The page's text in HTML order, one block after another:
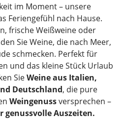
im Moment – unsere
Feriengefühl nach Hause.
frische Weißweine oder
Sie Weine, die nach Meer,
schmecken. Perfekt für
und das kleine Stück Urlaub
SieWeine aus Italien,
Deutschland, die pure
Weingenussversprechen –
genussvolle Auszeiten.